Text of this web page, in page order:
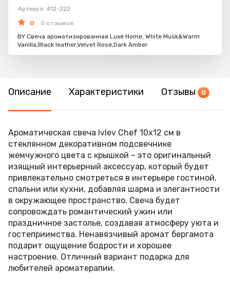
Артикул: 412-222
0
0 отзывов
BY Свеча ароматизированная Luxe Home, White Musk&Warm
Vanilla,Black leather,Velvet Rose,Dark Amber
Описание Характеристики Отзывы 0
Ароматическая свеча Ivlev Chef 10х12 см в
стеклянном декоративном подсвечнике
жемчужного цвета с крышкой – это оригинальный
изящный интерьерный аксессуар, который будет
привлекательно смотреться в интерьере гостиной,
спальни или кухни, добавляя шарма и элегантности
в окружающее пространство. Свеча будет
сопровождать романтический ужин или
праздничное застолье, создавая атмосферу уюта и
гостеприимства. Ненавязчивый аромат бергамота
подарит ощущение бодрости и хорошее
настроение. Отличный вариант подарка для
любителей ароматерапии.